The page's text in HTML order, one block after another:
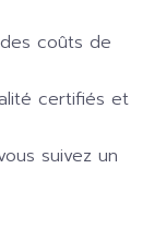
coûts de
certifiés et
suivez un